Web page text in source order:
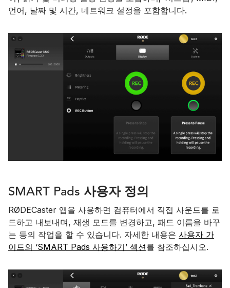
언어, 날짜 및 시간, 네트워크 설정을 포함합니다.
SMART Pads 사용자 정의
RØDECaster 앱을 사용하면 컴퓨터에서 직접 사운드를 로
드하고 내보내며, 재생 모드를 변경하고, 패드 이름을 바꾸
는 등의 작업을 할 수 있습니다. 자세한 내용은 사용자 가
이드의 ‘SMART Pads 사용하기’ 섹션를 참조하십시오.